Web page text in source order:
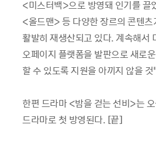
<미스터백>으로 방영돼 인기를 끌
<올드맨>등 다양한 장르의 콘텐츠
활발히 재생산되고 있다. 계속해서
오페이지 플랫폼을 발판으로 새로
할 수 있도록 지원을 아끼지 않을 것
한편 드라마<밤을 걷는 선비>는
드라마로 첫 방영된다. [끝]